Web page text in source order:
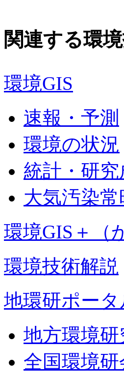
関連する環
環境GIS
速報・予測
環境の状況
統計・研究
大気汚染
環境GIS＋（
環境技術解説
地環研ポータ
地方環境
全国環境研